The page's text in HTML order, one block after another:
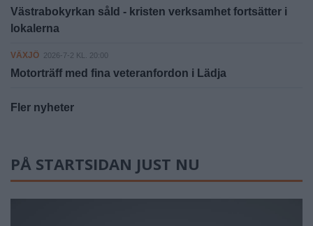
Västrabokyrkan såld - kristen verksamhet fortsätter i
lokalerna
VÄXJÖ 2026-7-2 KL. 20:00
Motorträff med fina veteranfordon i Lädja
Fler nyheter
PÅ STARTSIDAN JUST NU